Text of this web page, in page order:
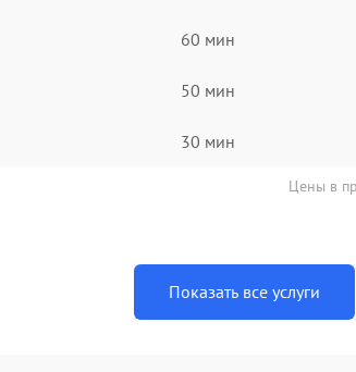
60 мин
50 мин
30 мин
Цены в
Показать все услуги